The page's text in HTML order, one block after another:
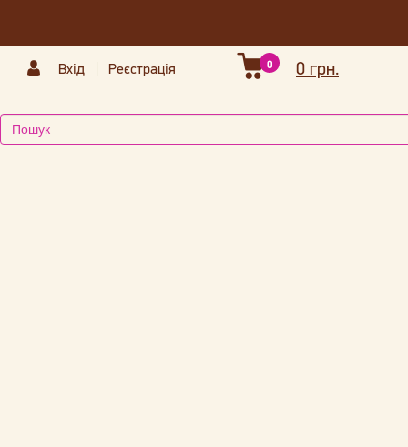
Вхід Реєстрація 0 грн.
0